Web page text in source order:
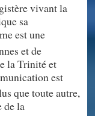
vivant la
sa
est une
et de
la Trinité et
est
que toute autre,
de la